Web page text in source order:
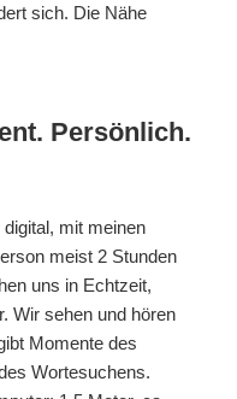
sich. Die Nähe
Persönlich.
mit meinen
meist 2 Stunden
uns in Echtzeit,
Wir sehen und hören
Momente des
Wortesuchens.